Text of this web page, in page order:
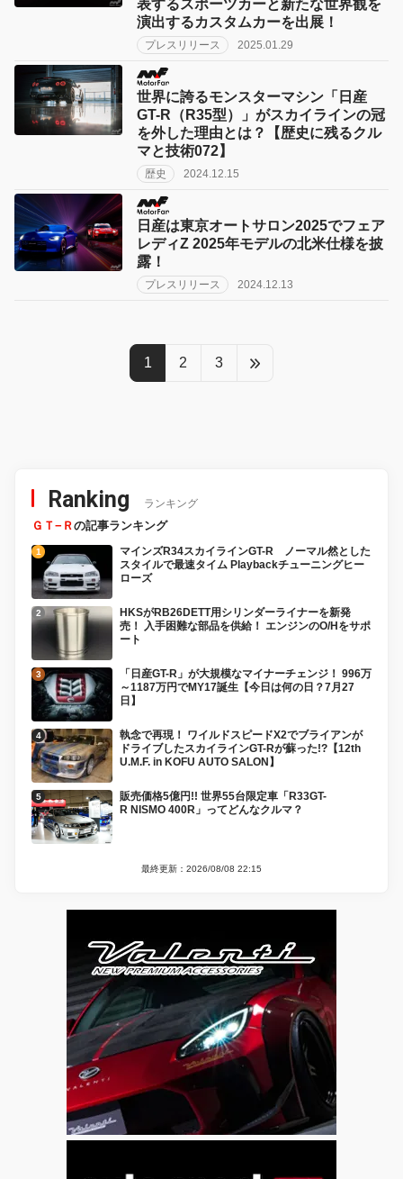
表するスポーツカーと新たな世界観を
演出するカスタムカーを出展！
プレスリリース 2025.01.29
世界に誇るモンスターマシン「日産
GT-R（R35型）」がスカイラインの冠
を外した理由とは？【歴史に残るクル
マと技術072】
歴史 2024.12.15
日産は東京オートサロン2025でフェア
レディZ 2025年モデルの北米仕様を披
露！
プレスリリース 2024.12.13
1 2 3
Ranking ランキング
ＧＴ−Ｒの記事ランキング
マインズR34スカイラインGT-R ノーマル然とした
スタイルで最速タイム Playbackチューニングヒー
ローズ
HKSがRB26DETT用シリンダーライナーを新発
売！ 入手困難な部品を供給！ エンジンのO/Hをサポ
ート
「日産GT-R」が大規模なマイナーチェンジ！ 996万
～1187万円でMY17誕生【今日は何の日？7月27
日】
執念で再現！ ワイルドスピードX2でブライアンが
ドライブしたスカイラインGT-Rが蘇った!?【12th
U.M.F. in KOFU AUTO SALON】
販売価格5億円!! 世界55台限定車「R33GT-
R NISMO 400R」ってどんなクルマ？
最終更新：2026/08/08 22:15